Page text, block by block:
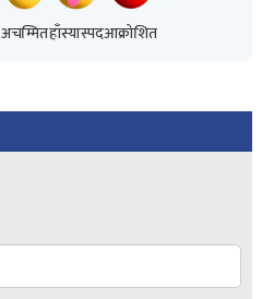
अचम्मितहाँस्यास्पदआक्रोशित